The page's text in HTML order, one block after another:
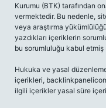
Kurumu (BTK) tarafından
vermektedir. Bu nedenle,
veya araştırma
yazdıkları içeriklerin
bu sorumluluğu kabul etmiş
Hukuka ve yasal
içerikleri,
ilgili içerikler yasal süre